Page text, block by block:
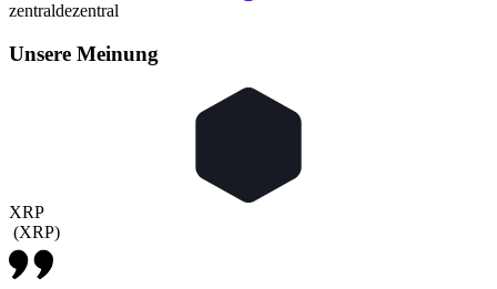
zentraldezentral
Unsere Meinung
XRP
(XRP)